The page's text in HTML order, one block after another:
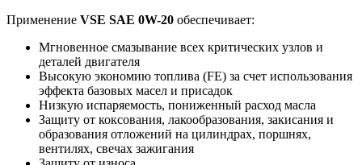
Применение VSE SAE 0W-20 обеспечивает:
Мгновенное смазывание всех критических узлов и
деталей двигателя
Высокую экономию топлива (FE) за счет использования
эффекта базовых масел и присадок
Низкую испаряемость, пониженный расход масла
Защиту от коксования, лакообразования, закисания и
образования отложений на цилиндрах, поршнях,
вентилях, свечах зажигания